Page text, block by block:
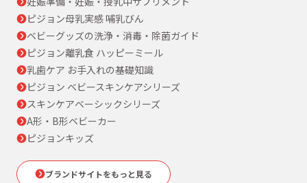
ピジョン母乳実感 哺乳びん
ベビーグッズの洗浄・消毒・除菌ガイド
ピジョン離乳食 ハッピーミール
乳歯ケア お手入れの基礎知識
ピジョン ベビースキンケアシリーズ
スキンケアベーシックシリーズ
A形・B形ベビーカー
ピジョンキッズ
ブランドサイトをもっと見る